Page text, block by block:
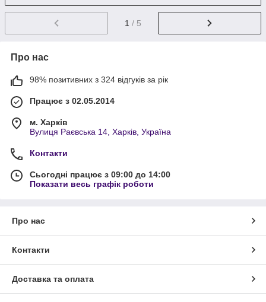
1 / 5
Про нас
98% позитивних з 324 відгуків за рік
Працює з 02.05.2014
м. Харків
Вулиця Раєвська 14, Харків, Україна
Контакти
Сьогодні працює з 09:00 до 14:00
Показати весь графік роботи
Про нас
Контакти
Доставка та оплата